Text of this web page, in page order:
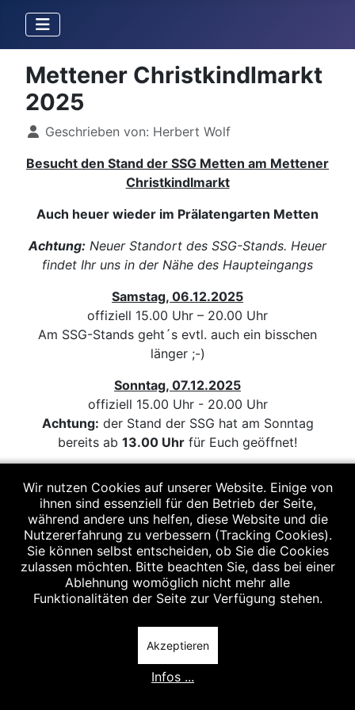
Mettener Christkindlmarkt
2025
DetailsGeschrieben von: Herbert Wolf
Besucht den Stand der SSG Metten am Mettener
Christkindlmarkt
Auch heuer wieder im Prälatengarten Metten
Achtung: Neuer Standort des SSG-Stands. Heuer
findet Ihr uns in der Nähe des Haupteingangs
Samstag, 06.12.2025
offiziell 15.00 Uhr – 20.00 Uhr
Am SSG-Stands geht´s evtl. auch ein bisschen
länger ;-)
Sonntag, 07.12.2025
offiziell 15.00 Uhr - 20.00 Uhr
Achtung: der Stand der SSG hat am Sonntag
bereits ab 13.00 Uhr für Euch geöffnet!
Glühwein, Punsch und Kinderpunsch
Gyros und Pommes
und vieles mehr...
Die gesamte Bevölkerung ist herzlichst
eingeladen!
Die SSG freut sich auf Euer Kommen!
Vorheriger Beitrag: Heimspielwochenende 06./07.12.2025
Wir nutzen Cookies auf unserer Website. Einige von
ihnen sind essenziell für den Betrieb der Seite,
während andere uns helfen, diese Website und die
Nutzererfahrung zu verbessern (Tracking Cookies).
Sie können selbst entscheiden, ob Sie die Cookies
zulassen möchten. Bitte beachten Sie, dass bei einer
Ablehnung womöglich nicht mehr alle
Funktionalitäten der Seite zur Verfügung stehen.
Akzeptieren
Infos ...